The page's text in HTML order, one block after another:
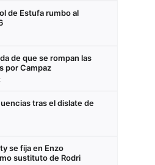
de Estufa rumbo al
de que se rompan las
por Campaz
tras el dislate de
se fija en Enzo
sustituto de Rodri